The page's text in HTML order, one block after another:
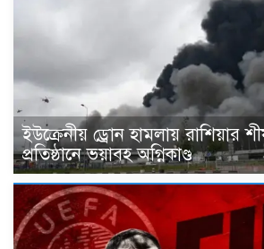
ইউক্রেনীয় ড্রোন হামলায় রাশিয়ার
প্রতিষ্ঠানে ভয়াবহ অগ্নিকাণ্ড